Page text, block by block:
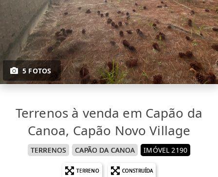
5 FOTOS
Terrenos à venda em Capão da
Canoa, Capão Novo Village
TERRENOS CAPÃO DA CANOA IMÓVEL 2190
TERRENO CONSTRUÍDA